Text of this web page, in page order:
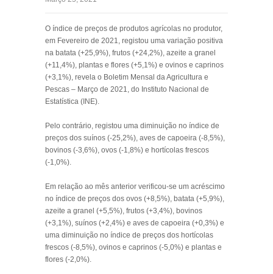
O índice de preços de produtos agrícolas no produtor,
em Fevereiro de 2021, registou uma variação positiva
na batata (+25,9%), frutos (+24,2%), azeite a granel
(+11,4%), plantas e flores (+5,1%) e ovinos e caprinos
(+3,1%), revela o Boletim Mensal da Agricultura e
Pescas – Março de 2021, do Instituto Nacional de
Estatística (INE).
Pelo contrário, registou uma diminuição no índice de
preços dos suínos (-25,2%), aves de capoeira (-8,5%),
bovinos (-3,6%), ovos (-1,8%) e hortícolas frescos
(-1,0%).
Em relação ao mês anterior verificou-se um acréscimo
no índice de preços dos ovos (+8,5%), batata (+5,9%),
azeite a granel (+5,5%), frutos (+3,4%), bovinos
(+3,1%), suínos (+2,4%) e aves de capoeira (+0,3%) e
uma diminuição no índice de preços dos hortícolas
frescos (-8,5%), ovinos e caprinos (-5,0%) e plantas e
flores (-2,0%).